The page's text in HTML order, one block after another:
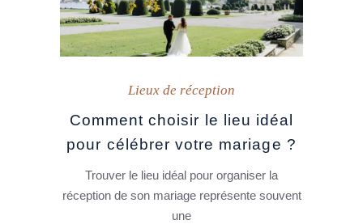
Lieux de réception
Comment choisir le lieu idéal
pour célébrer votre mariage ?
Trouver le lieu idéal pour organiser la
réception de son mariage représente souvent
une